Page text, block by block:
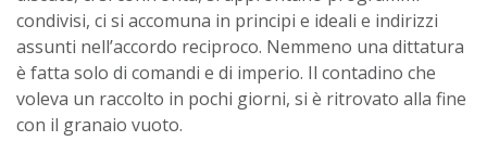
condivisi, ci si accomuna in principi e ideali e indirizzi
assunti nell’accordo reciproco. Nemmeno una dittatura
è fatta solo di comandi e di imperio. Il contadino che
voleva un raccolto in pochi giorni, si è ritrovato alla fine
con il granaio vuoto.